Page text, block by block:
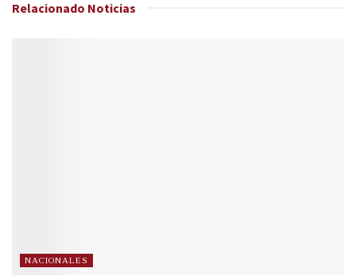
Relacionado Noticias
NACIONALES